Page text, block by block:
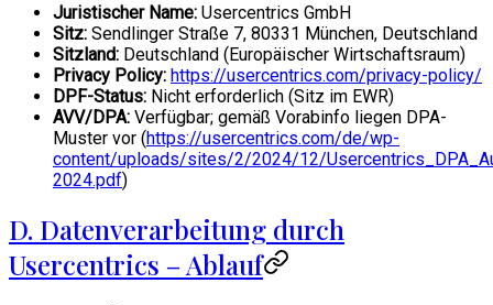
Juristischer Name: Usercentrics GmbH
Sitz: Sendlinger Straße 7, 80331 München, Deutschland
Sitzland: Deutschland (Europäischer Wirtschaftsraum)
Privacy Policy: https://usercentrics.com/privacy-policy/
DPF-Status: Nicht erforderlich (Sitz im EWR)
AVV/DPA: Verfügbar; gemäß Vorabinfo liegen DPA-
Muster vor (https://usercentrics.com/de/wp-
content/uploads/sites/2/2024/12/
2024.pdf)
D. Datenverarbeitung durch
Usercentrics – Ablauf